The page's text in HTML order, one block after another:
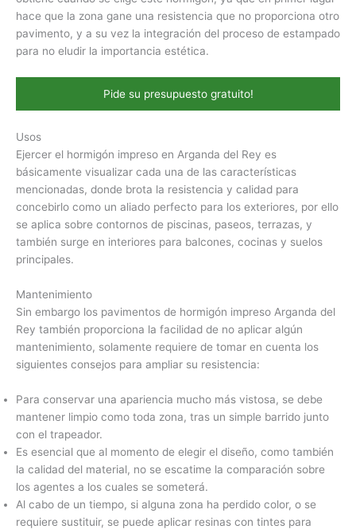
hace que la zona gane una resistencia que no proporciona otro
pavimento, y a su vez la integración del proceso de estampado
para no eludir la importancia estética.
Pide su presupuesto gratuito!
Usos
Ejercer el hormigón impreso en Arganda del Rey es
básicamente visualizar cada una de las características
mencionadas, donde brota la resistencia y calidad para
concebirlo como un aliado perfecto para los exteriores, por ello
se aplica sobre contornos de piscinas, paseos, terrazas, y
también surge en interiores para balcones, cocinas y suelos
principales.
Mantenimiento
Sin embargo los pavimentos de hormigón impreso Arganda del
Rey también proporciona la facilidad de no aplicar algún
mantenimiento, solamente requiere de tomar en cuenta los
siguientes consejos para ampliar su resistencia:
Para conservar una apariencia mucho más vistosa, se debe
mantener limpio como toda zona, tras un simple barrido junto
con el trapeador.
Es esencial que al momento de elegir el diseño, como también
la calidad del material, no se escatime la comparación sobre
los agentes a los cuales se someterá.
Al cabo de un tiempo, si alguna zona ha perdido color, o se
requiere sustituir, se puede aplicar resinas con tintes para